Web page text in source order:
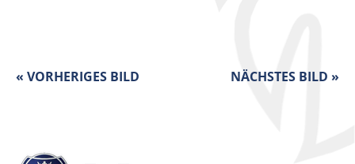
« VORHERIGES BILD NÄCHSTES BILD »